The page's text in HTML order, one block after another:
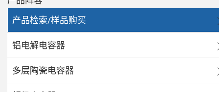
产品检索/样品购买
铝电解电容器
多层陶瓷电容器